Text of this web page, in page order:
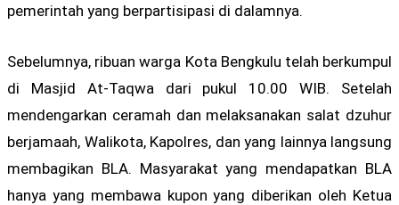
pemerintah yang berpartisipasi di dalamnya.
Sebelumnya, ribuan warga Kota Bengkulu telah berkumpul
di Masjid At-Taqwa dari pukul 10.00 WIB. Setelah
mendengarkan ceramah dan melaksanakan salat dzuhur
berjamaah, Walikota, Kapolres, dan yang lainnya langsung
membagikan BLA. Masyarakat yang mendapatkan BLA
hanya yang membawa kupon yang diberikan oleh Ketua